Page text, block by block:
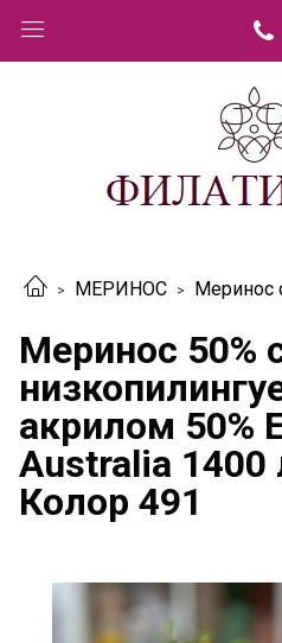
МЕРИНОС Меринос
Меринос 50%
акрилом 50%
Australia 1400
Колор 491